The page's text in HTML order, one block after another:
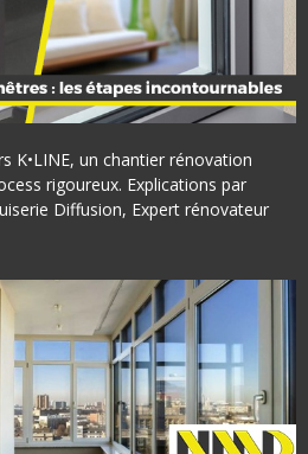
K•LINE, un chantier rénovation
rigoureux. Explications par
Diffusion, Expert rénovateur